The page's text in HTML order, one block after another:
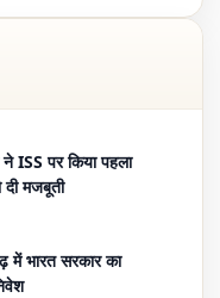
ISS पर किया पहला
दी मजबूती
में भारत सरकार का